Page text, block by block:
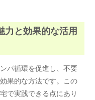
力と効果的な活用
パ循環を促進し、不要
果的な方法です。この
で実践できる点にあり